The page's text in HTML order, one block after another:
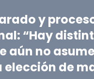
y
“Hay
aún no
elección de